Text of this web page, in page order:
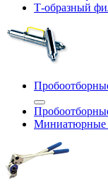
Т-образный
Миниатюрные